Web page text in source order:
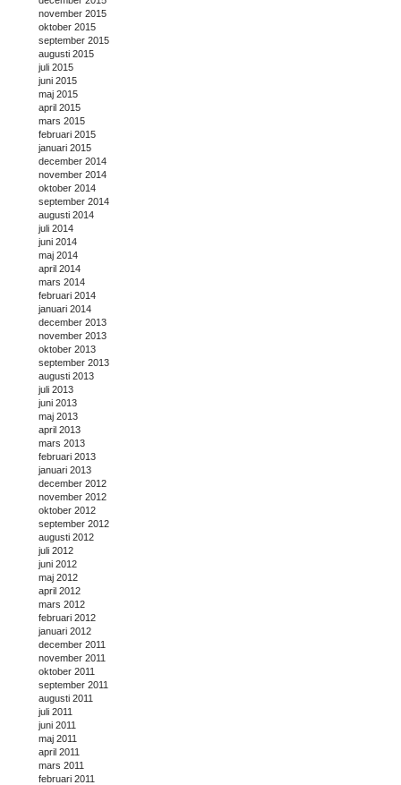
november 2015
oktober 2015
september 2015
augusti 2015
juli 2015
juni 2015
maj 2015
april 2015
mars 2015
februari 2015
januari 2015
december 2014
november 2014
oktober 2014
september 2014
augusti 2014
juli 2014
juni 2014
maj 2014
april 2014
mars 2014
februari 2014
januari 2014
december 2013
november 2013
oktober 2013
september 2013
augusti 2013
juli 2013
juni 2013
maj 2013
april 2013
mars 2013
februari 2013
januari 2013
december 2012
november 2012
oktober 2012
september 2012
augusti 2012
juli 2012
juni 2012
maj 2012
april 2012
mars 2012
februari 2012
januari 2012
december 2011
november 2011
oktober 2011
september 2011
augusti 2011
juli 2011
juni 2011
maj 2011
april 2011
mars 2011
februari 2011